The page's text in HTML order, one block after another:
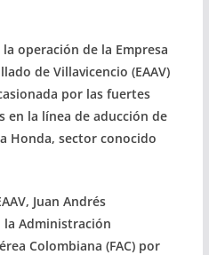
operación de la Empresa
de Villavicencio (EAAV)
por las fuertes
en la línea de aducción de
Honda, sector conocido
Juan Andrés
la Administración
Colombiana (FAC) por